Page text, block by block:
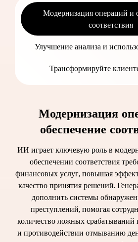
Модернизация операций и
соответствия
Улучшение анализа и
Трансформируйте
Модернизация
обеспечение
ИИ играет ключевую роль в
обеспечении соответствия
финансовых услуг, повышая
качество принятия решений.
дополнить системы
преступлений, помогая
количество ложных
и противодействии отмыванию